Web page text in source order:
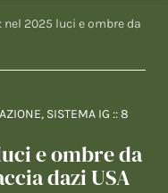
nel 2025 luci e ombre da
, SISTEMA IG ::8
e ombre da
dazi USA